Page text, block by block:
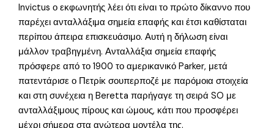
Invictus ο εκφωνητής λέει ότι είναι το πρώτο δίκαννο που
παρέχει ανταλλάξιμα σημεία επαφής και έτσι καθίσταται
περίπου άπειρα επισκευάσιμο. Αυτή η δήλωση είναι
μάλλον τραβηγμένη. Ανταλλάξια σημεία επαφής
πρόσφερε από το 1900 το αμερικανικό Parker, μετά
πατεντάρισε ο Πετρίκ σουπερποζέ με παρόμοια στοιχεία
και στη συνέχεια η Beretta παρήγαγε τη σειρά SO με
ανταλλάξιμους πίρους και ώμους, κάτι που προσφέρει
μέχρι σήμερα στα ανώτερα μοντέλα της.